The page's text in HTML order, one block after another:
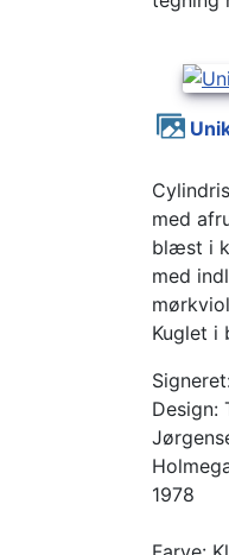
med
blæst i
med
Kuglet i
Design:
1978